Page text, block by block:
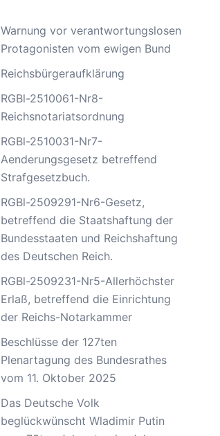
Warnung vor verantwortungslosen
Protagonisten vom ewigen Bund
Reichsbürgeraufklärung
RGBl-2510061-Nr8-
Reichsnotariatsordnung
RGBl-2510031-Nr7-
Aenderungsgesetz betreffend
Strafgesetzbuch.
RGBl-2509291-Nr6-Gesetz,
betreffend die Staatshaftung der
Bundesstaaten und Reichshaftung
des Deutschen Reich.
RGBl-2509231-Nr5-Allerhöchster
Erlaß, betreffend die Einrichtung
der Reichs-Notarkammer
Beschlüsse der 127ten
Plenartagung des Bundesrathes
vom 11. Oktober 2025
Das Deutsche Volk
beglückwünscht Wladimir Putin